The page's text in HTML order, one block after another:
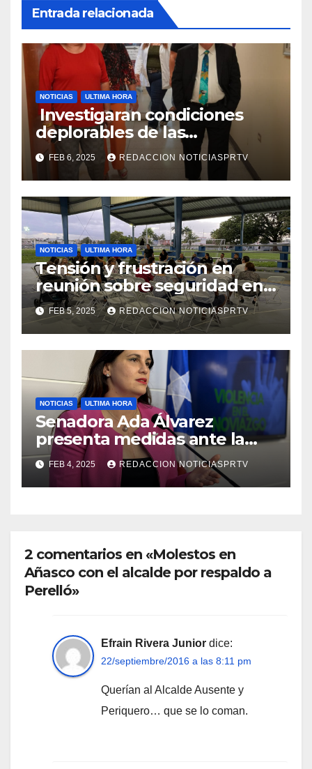
Entrada relacionada
NOTICIAS ULTIMA HORA
Investigaran condiciones
deplorables de las
facilidades el Departamento
de la Salud en Mayagüez
FEB 6, 2025 REDACCION NOTICIASPRTV
NOTICIAS ULTIMA HORA
Tensión y frustración en
reunión sobre seguridad en
Reparto Metropolitano
FEB 5, 2025 REDACCION NOTICIASPRTV
NOTICIAS ULTIMA HORA
Senadora Ada Álvarez
presenta medidas ante la
violencia en el noviazgo
FEB 4, 2025 REDACCION NOTICIASPRTV
2 comentarios en «Molestos en
Añasco con el alcalde por respaldo a
Perelló»
Efrain Rivera Junior dice:
22/septiembre/2016 a las 8:11 pm
Querían al Alcalde Ausente y
Periquero… que se lo coman.